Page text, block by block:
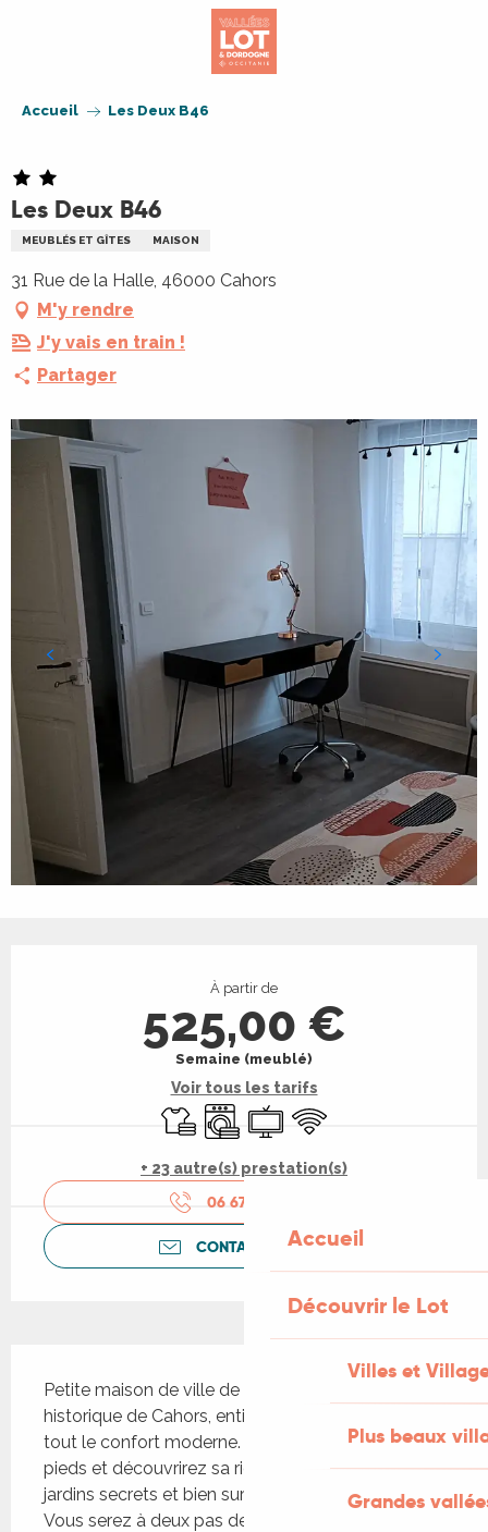
Accueil
Découvrir le Lot
Villes et
Plus beaux
Grandes
Accueil Les Deux B46
Les Deux B46
MEUBLÉS ET GÎTES MAISON
31 Rue de la Halle, 46000 Cahors
M'y rendre
J'y vais en train !
Partager
À partir de
525,00 €
Semaine (meublé)
Voir tous les tarifs
Draps et linge
Lave lingeTélévision
WiFi
+ 23 autre(s) prestation(s)
06 67 40 32
CONTACTEZ-NOUS
Petite maison de ville de 46 m² dans le centre
historique de Cahors, entièrement rénovée, avec
tout le confort moderne. Vous parcourrez la ville à
pieds et découvrirez sa richesse culturelles, ses
jardins secrets et bien sur la gastronomie locale.
Vous serez à deux pas de la place du marché...